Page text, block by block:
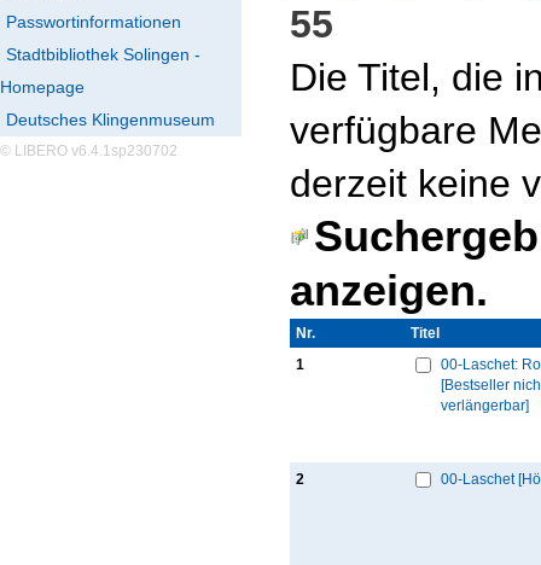
Passwortinformationen
Stadtbibliothek Solingen -
Homepage
Deutsches Klingenmuseum
© LIBERO v6.4.1sp230702
55
Die Titel, die
verfügbare
derzeit keine
anzeigen.
Nr.
Titel
1
00-Laschet:
[Bestseller
verlängerbar]
2 00-Laschet